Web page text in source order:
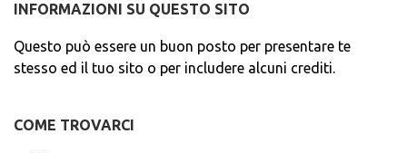
INFORMAZIONI SU QUESTO SITO
Questo può essere un buon posto per presentare te
stesso ed il tuo sito o per includere alcuni crediti.
COME TROVARCI